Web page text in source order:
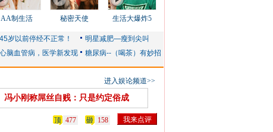
AA制生活 秘密天使 生活大爆炸5
进入娱论频道>>
冯小刚称屌丝自贱：只是约定俗成
顶 477 砸
158